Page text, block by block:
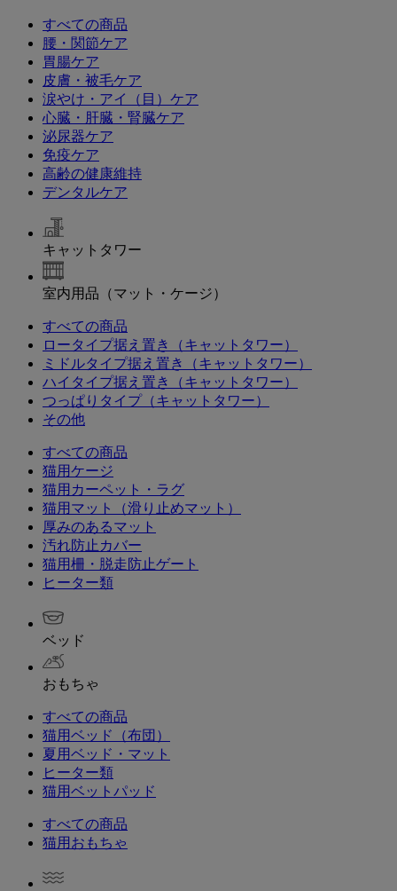
すべての商品
腰・関節ケア
胃腸ケア
皮膚・被毛ケア
涙やけ・アイ（目）ケア
心臓・肝臓・腎臓ケア
泌尿器ケア
免疫ケア
高齢の健康維持
デンタルケア
キャットタワー
室内用品（マット・ケージ）
すべての商品
ロータイプ据え置き（キャットタワー）
ミドルタイプ据え置き（キャットタワー）
ハイタイプ据え置き（キャットタワー）
つっぱりタイプ（キャットタワー）
その他
すべての商品
猫用ケージ
猫用カーペット・ラグ
猫用マット（滑り止めマット）
厚みのあるマット
汚れ防止カバー
猫用柵・脱走防止ゲート
ヒーター類
ベッド
おもちゃ
すべての商品
猫用ベッド（布団）
夏用ベッド・マット
ヒーター類
猫用ベットパッド
すべての商品
猫用おもちゃ